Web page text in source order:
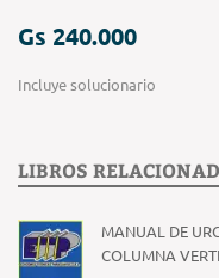
Gs 240.000
Incluye solucionario
LIBROS
MANUAL DE
COLUMNA